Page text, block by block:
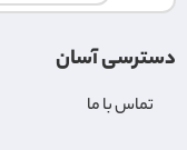
دسترسی آسان
تماس با ما